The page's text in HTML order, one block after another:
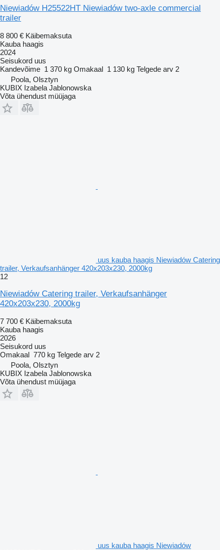
Niewiadów H25522HT Niewiadów two-axle commercial
trailer
8 800 € Käibemaksuta
Kauba haagis
2024
Seisukord uus
Kandevõime 1 370 kg Omakaal 1 130 kg Telgede arv 2
Poola, Olsztyn
KUBIX Izabela Jablonowska
Võta ühendust müüjaga
uus kauba haagis Niewiadów Catering
trailer, Verkaufsanhänger 420x203x230, 2000kg
12
Niewiadów Catering trailer, Verkaufsanhänger
420x203x230, 2000kg
7 700 € Käibemaksuta
Kauba haagis
2026
Seisukord uus
Omakaal 770 kg Telgede arv 2
Poola, Olsztyn
KUBIX Izabela Jablonowska
Võta ühendust müüjaga
uus kauba haagis Niewiadów